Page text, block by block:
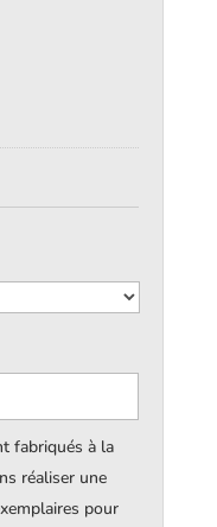
fabriqués à la
réaliser une
pour